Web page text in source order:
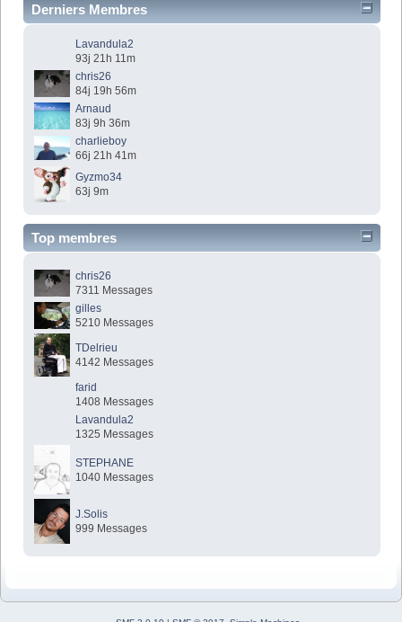
Derniers Membres
Lavandula2
93j 21h 11m
chris26
84j 19h 56m
Arnaud
83j 9h 36m
charlieboy
66j 21h 41m
Gyzmo34
63j 9m
Top membres
chris26
7311 Messages
gilles
5210 Messages
TDelrieu
4142 Messages
farid
1408 Messages
Lavandula2
1325 Messages
STEPHANE
1040 Messages
J.Solis
999 Messages